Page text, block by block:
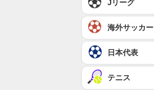
Jリーグ
海外サッカー
日本代表
テニス